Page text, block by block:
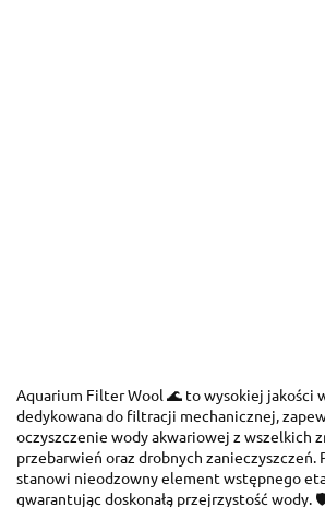
Aquarium Filter Wool 🌊 to wysokiej jakości
dedykowana do filtracji mechanicznej,
oczyszczenie wody akwariowej z wszelkich
przebarwień oraz drobnych zanieczyszczeń.
stanowi nieodzowny element wstępnego
gwarantując doskonałą przejrzystość wody.